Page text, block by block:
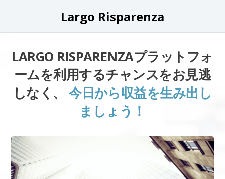
Largo Risparenza
LARGO RISPARENZAプラットフォ
ームを利用するチャンスをお見逃
しなく、今日から収益を生み出し
ましょう！